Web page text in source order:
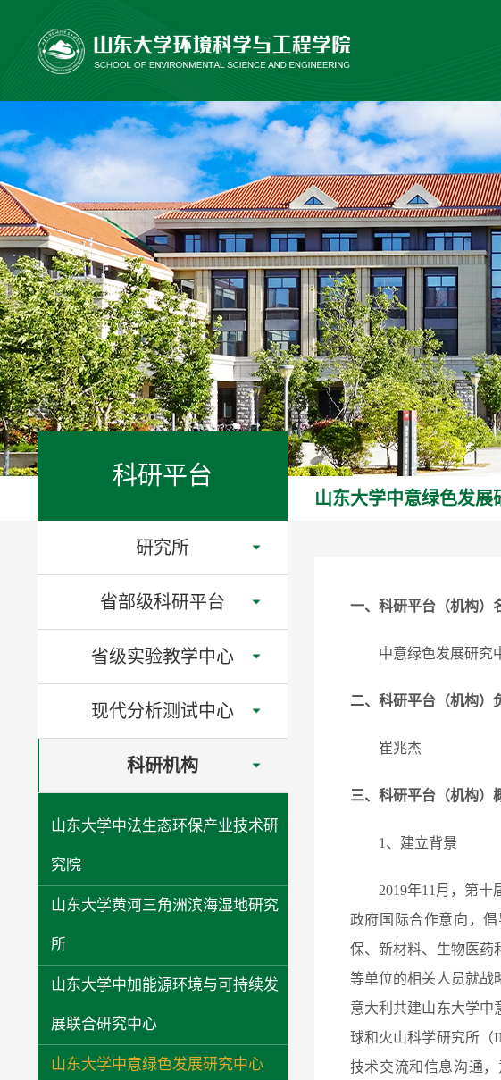
科研平台
研究所
省部级科研平台
省级实验教学中心
现代分析测试中心
科研机构
山东大学中法生态环保产业技术研
究院
山东大学黄河三角洲滨海湿地研究
所
山东大学中加能源环境与可持续发
展联合研究中心
山东大学中意绿色发展研究中心
山东大学中意绿色发展
一、科研平台（机构）
中意绿色发展研究
二、科研平台（机构）
崔兆杰
三、科研平台（机构）
1、建立背景
2019年11月，第
政府国际合作意向，
保、新材料、生物医药
等单位的相关人员就战
意大利共建山东大学中
球和火山科学研究所（
技术交流和信息沟通